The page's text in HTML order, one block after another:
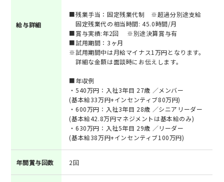
給与詳細
■残業手当：固定残業代制 ※超過分別途支給
固定残業代の相当時間: 45.0時間/月
■賞与実績:年2回 ※別途決算賞与有
■試用期間：3ヶ月
※試用期間中は月給マイナス1万円となります。
詳細な金額は面談時にお伝えします。
■年収例
・540万円：入社3年目 27歳 ／メンバー
(基本給33万円+インセンティブ80万円)
・600万円：入社3年目 28歳 ／シニアリーダー
(基本給42.8万円マネジメントは基本給のみ)
・630万円：入社5年目 29歳 ／リーダー
(基本給38万円+インセンティブ100万円)
年間賞与回数 2回